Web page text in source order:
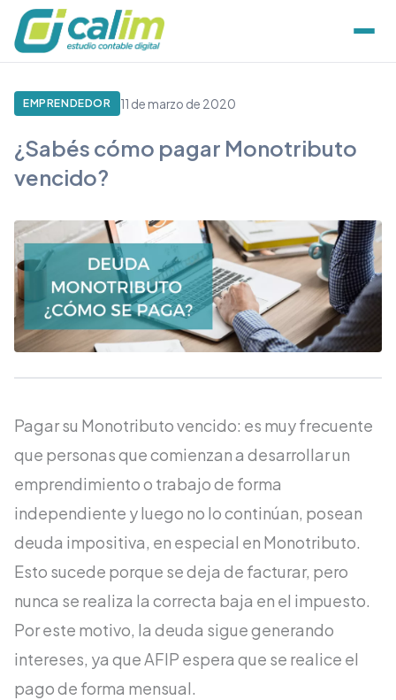
EMPRENDEDOR 11 de marzo de 2020
¿Sabés cómo pagar Monotributo
vencido?
Pagar su Monotributo vencido: es muy frecuente
que personas que comienzan a desarrollar un
emprendimiento o trabajo de forma
independiente y luego no lo continúan, posean
deuda impositiva, en especial en Monotributo.
Esto sucede porque se deja de facturar, pero
nunca se realiza la correcta baja en el impuesto.
Por este motivo, la deuda sigue generando
intereses, ya que AFIP espera que se realice el
pago de forma mensual.